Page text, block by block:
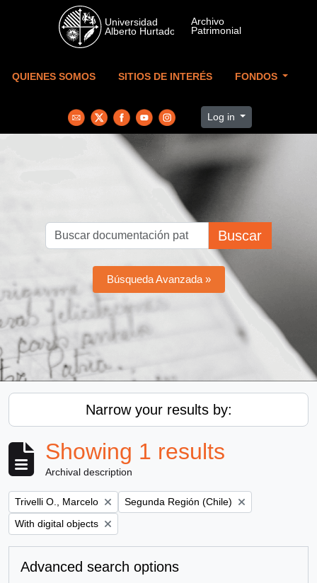
Skip to main content
QUIENES SOMOS SITIOS DE INTERÉS FONDOS
Log in
Buscar
Búsqueda Avanzada »
Narrow your results by:
Showing 1 results
Archival description
Remove filter:
Trivelli O., Marcelo Remove filter:
Segunda Región (Chile)
Remove filter:
With digital objects
Advanced search options